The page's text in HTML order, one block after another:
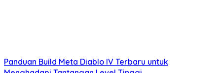
Panduan Build Meta Diablo IV Terbaru untuk